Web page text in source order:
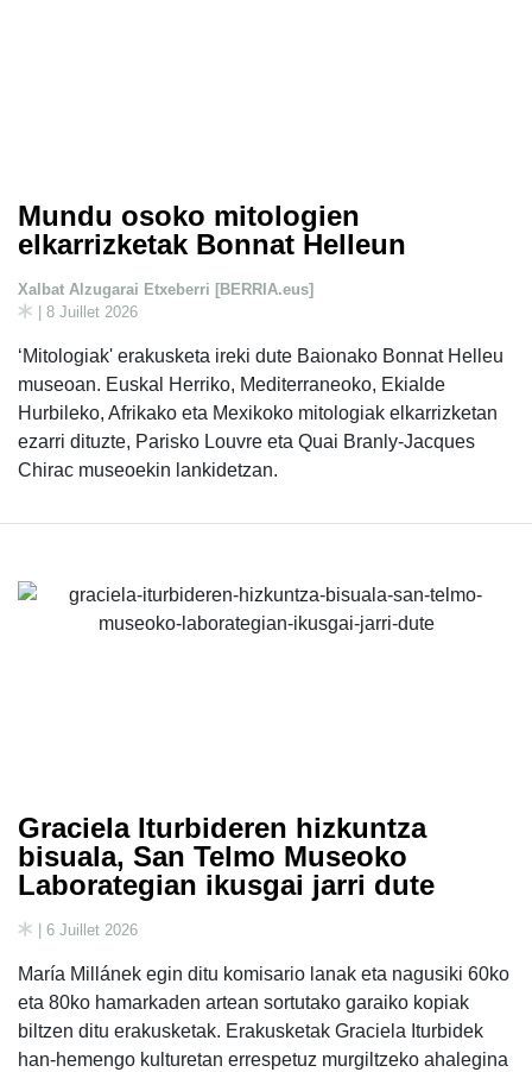
Mundu osoko mitologien
elkarrizketak Bonnat Helleun
Xalbat Alzugarai Etxeberri [BERRIA.eus]
| 8 Juillet 2026
‘Mitologiak' erakusketa ireki dute Baionako Bonnat Helleu
museoan. Euskal Herriko, Mediterraneoko, Ekialde
Hurbileko, Afrikako eta Mexikoko mitologiak elkarrizketan
ezarri dituzte, Parisko Louvre eta Quai Branly-Jacques
Chirac museoekin lankidetzan.
Graciela Iturbideren hizkuntza
bisuala, San Telmo Museoko
Laborategian ikusgai jarri dute
| 6 Juillet 2026
María Millánek egin ditu komisario lanak eta nagusiki 60ko
eta 80ko hamarkaden artean sortutako garaiko kopiak
biltzen ditu erakusketak. Erakusketak Graciela Iturbidek
han-hemengo kulturetan errespetuz murgiltzeko ahalegina